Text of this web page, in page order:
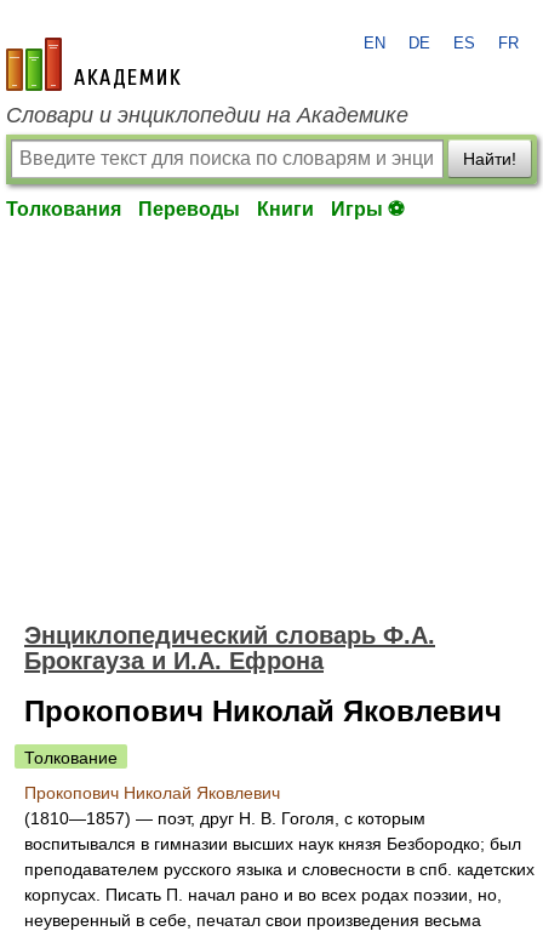
academic.ru
EN DE ES FR
Словари и энциклопедии на Академике
Найти!
Толкования Переводы Книги Игры ⚽
Энциклопедический словарь Ф.А.
Брокгауза и И.А. Ефрона
Прокопович Николай Яковлевич
Толкование
Прокопович Николай Яковлевич
(1810—1857) — поэт, друг H. В. Гоголя, с которым
воспитывался в гимназии высших наук князя Безбородко; был
преподавателем русского языка и словесности в спб. кадетских
корпусах. Писать П. начал рано и во всех родах поэзии, но,
неуверенный в себе, печатал свои произведения весьма